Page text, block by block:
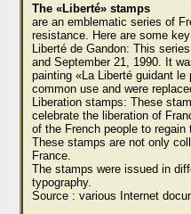
The «Liberté» stamps
are an emblematic series of
resistance. Here are some
Liberté de Gandon: This
and September 21, 1990. It
painting «La Liberté guidant
common use and were
Liberation stamps: These
celebrate the liberation of
of the French people to regain
These stamps are not only
France.
The stamps were issued in
typography.
Source : various Internet